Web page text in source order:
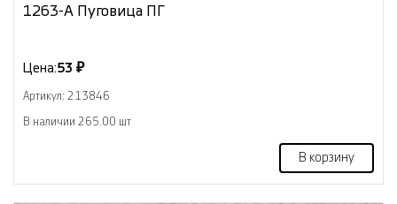
1263-А Пуговица ПГ
Цена:53 ₽
Артикул: 213846
В наличии 265.00 шт
В корзину